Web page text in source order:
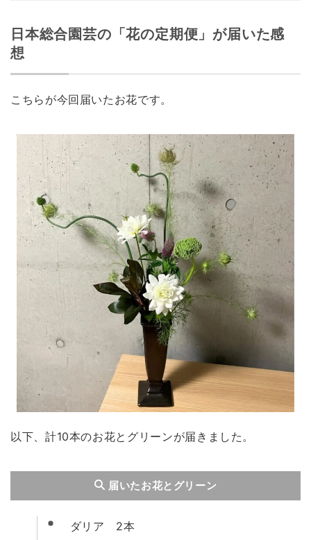
日本総合園芸の「花の定期便」が届いた感
想
こちらが今回届いたお花です。
以下、計10本のお花とグリーンが届きました。
届いたお花とグリーン
ダリア 2本